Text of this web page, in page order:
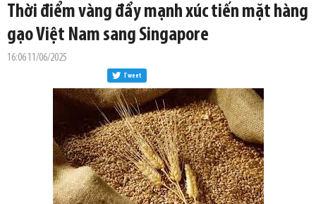
Thời điểm vàng đẩy mạnh xúc tiến mặt hàng
gạo Việt Nam sang Singapore
16:06 11/06/2025
Tweet